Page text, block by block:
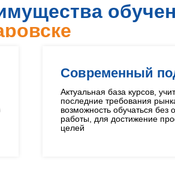
Современный
Актуальная база курсов,
последние требования
возможность обучаться без
работы, для достижение
целей